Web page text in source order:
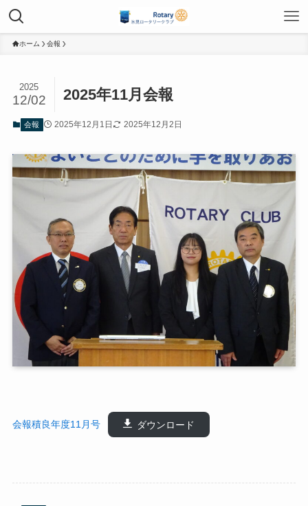
ホーム 会報
2025年11月会報
2025
12/02
会報 2025年12月1日 2025年12月2日
会報積良年度11月号 ダウンロード